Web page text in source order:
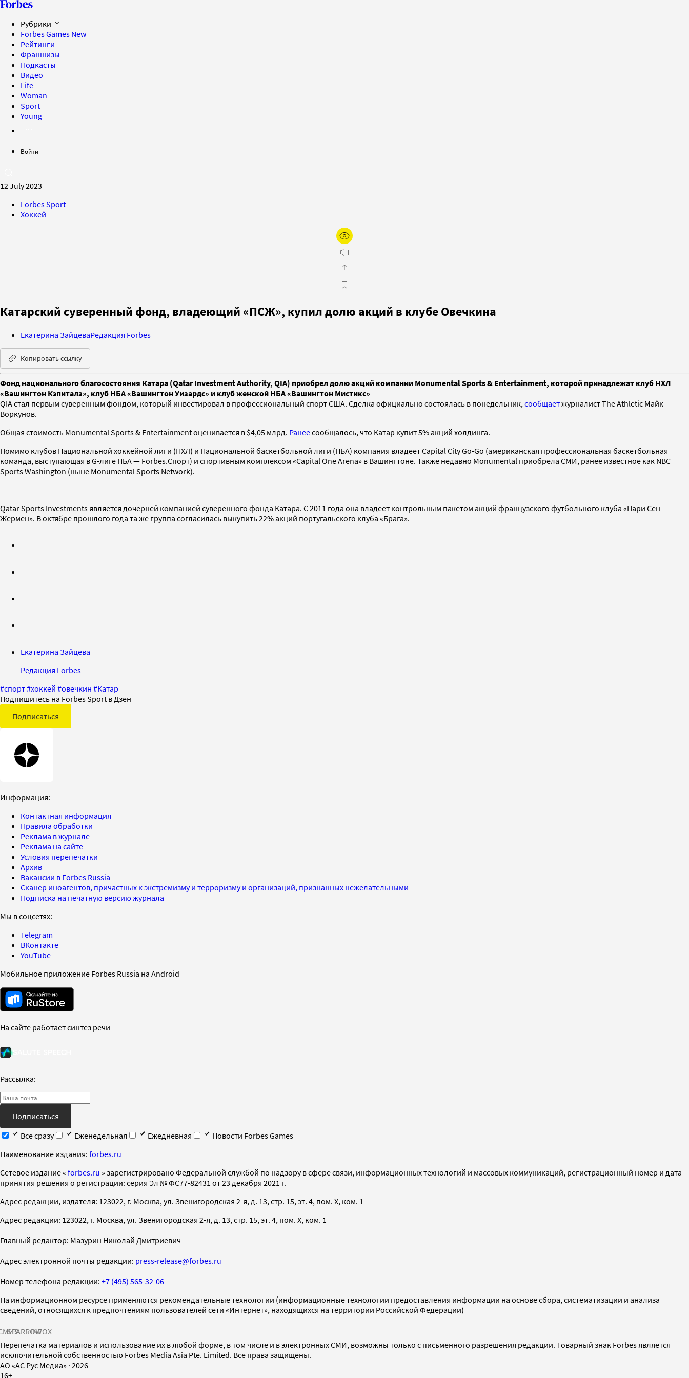
Рубрики
Forbes Games New
Рейтинги
Франшизы
Подкасты
Видео
Life
Woman
Sport
Young
Войти
12 July 2023
Forbes Sport
Хоккей
Катарский суверенный фонд, владеющий «ПСЖ», купил долю акций в клубе Овечкина
Екатерина ЗайцеваРедакция Forbes
Копировать ссылку
Фонд национального благосостояния Катара (Qatar Investment Authority, QIA) приобрел долю акций компании Monumental Sports & Entertainment, которой принадлежат клуб НХЛ
«Вашингтон Кэпиталз», клуб НБА «Вашингтон Уизардс» и клуб женской НБА «Вашингтон Мистикс»
QIA стал первым суверенным фондом, который инвестировал в профессиональный спорт США. Сделка официально состоялась в понедельник, сообщаетжурналист The Athletic Майк
Воркунов.
Общая стоимость Monumental Sports & Entertainment оценивается в $4,05 млрд. Ранеесообщалось, что Катар купит 5% акций холдинга.
Помимо клубов Национальной хоккейной лиги (НХЛ) и Национальной баскетбольной лиги (НБА) компания владеет Capital City Go-Go (американская профессиональная баскетбольная
команда, выступающая в G-лиге НБА — Forbes.Спорт) и спортивным комплексом «Capital One Arena» в Вашингтоне. Также недавно Monumental приобрела СМИ, ранее известное как NBC
Sports Washington (ныне Monumental Sports Network).
Qatar Sports Investments является дочерней компанией суверенного фонда Катара. С 2011 года она владеет контрольным пакетом акций французского футбольного клуба «Пари Сен-
Жермен». В октябре прошлого года та же группа согласилась выкупить 22% акций португальского клуба «Брага».
Екатерина Зайцева
Редакция Forbes
#спорт#хоккей #овечкин #Катар
Подпишитесь на Forbes Sport в Дзен
Подписаться
Информация:
Контактная информация
Правила обработки
Реклама в журнале
Реклама на сайте
Условия перепечатки
Архив
Вакансии в Forbes Russia
Сканер иноагентов, причастных к экстремизму и терроризму и организаций, признанных нежелательными
Подписка на печатную версию журнала
Мы в соцсетях:
Telegram
ВКонтакте
YouTube
Мобильное приложение Forbes Russia на Android
На сайте работает синтез речи
Рассылка:
Подписаться
Все сразу
Еженедельная Ежедневная
Новости Forbes Games
Наименование издания: forbes.ru
Cетевое издание « forbes.ru » зарегистрировано Федеральной службой по надзору в сфере связи, информационных технологий и массовых коммуникаций, регистрационный номер и дата
принятия решения о регистрации: серия Эл № ФС77-82431 от 23 декабря 2021 г.
Адрес редакции, издателя: 123022, г. Москва, ул. Звенигородская 2-я, д. 13, стр. 15, эт. 4, пом. X, ком. 1
Адрес редакции: 123022, г. Москва, ул. Звенигородская 2-я, д. 13, стр. 15, эт. 4, пом. X, ком. 1
Главный редактор: Мазурин Николай Дмитриевич
Адрес электронной почты редакции: press-release@forbes.ru
Номер телефона редакции: +7 (495) 565-32-06
На информационном ресурсе применяются рекомендательные технологии (информационные технологии предоставления информации на основе сбора, систематизации и анализа
сведений, относящихся к предпочтениям пользователей сети «Интернет», находящихся на территории Российской Федерации)
SPARROWINFOX
Перепечатка материалов и использование их в любой форме, в том числе и в электронных СМИ, возможны только с письменного разрешения редакции. Товарный знак Forbes является
исключительной собственностью Forbes Media Asia Pte. Limited. Все права защищены.
AO «АС Рус Медиа» · 2026
16+